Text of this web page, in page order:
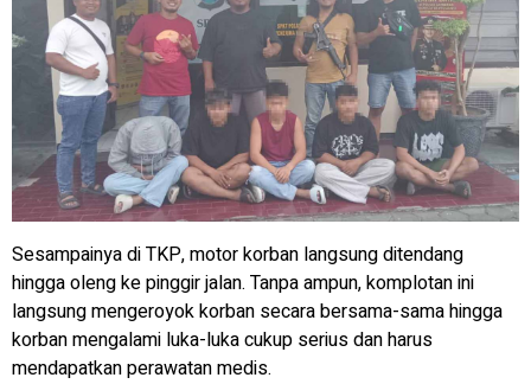
Sesampainya di TKP, motor korban langsung ditendang
hingga oleng ke pinggir jalan. Tanpa ampun, komplotan ini
langsung mengeroyok korban secara bersama-sama hingga
korban mengalami luka-luka cukup serius dan harus
mendapatkan perawatan medis.